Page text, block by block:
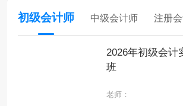
初级会计师 中级会计师 注册
2026年初级会计
班
老师：